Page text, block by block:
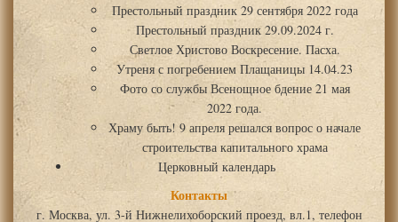
Престольный праздник 29 сентября 2022 года
Престольный праздник 29.09.2024 г.
Светлое Христово Воскресение. Пасха.
Утреня с погребением Плащаницы 14.04.23
Фото со службы Всенощное бдение 21 мая
2022 года.
Храму быть! 9 апреля решался вопрос о начале
строительства капитального храма
Церковный календарь
Контакты
г. Москва, ул. 3-й Нижнелихоборский проезд, вл.1, телефон